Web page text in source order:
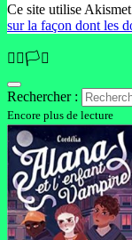
Ce site utilise
sur la façon dont les
🏳️‍🌈🏳️‍⚧️
Rechercher :
Encore plus de lecture